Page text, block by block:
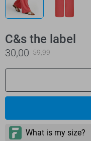
C&s the label
30,00 59,99